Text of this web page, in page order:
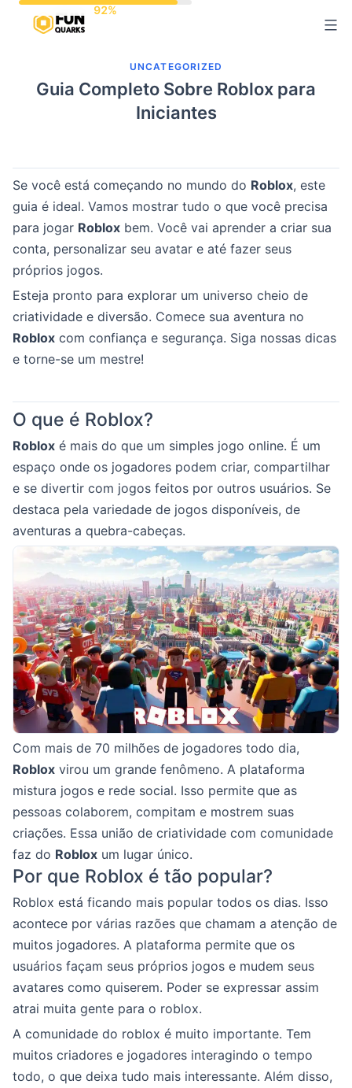
conteúdo
UNCATEGORIZED
Guia Completo Sobre Roblox para
Iniciantes
Se você está começando no mundo do Roblox, este
guia é ideal. Vamos mostrar tudo o que você precisa
para jogar Roblox bem. Você vai aprender a criar sua
conta, personalizar seu avatar e até fazer seus
próprios jogos.
Esteja pronto para explorar um universo cheio de
criatividade e diversão. Comece sua aventura no
Roblox com confiança e segurança. Siga nossas dicas
e torne-se um mestre!
O que é Roblox?
Roblox é mais do que um simples jogo online. É um
espaço onde os jogadores podem criar, compartilhar
e se divertir com jogos feitos por outros usuários. Se
destaca pela variedade de jogos disponíveis, de
aventuras a quebra-cabeças.
Com mais de 70 milhões de jogadores todo dia,
Roblox virou um grande fenômeno. A plataforma
mistura jogos e rede social. Isso permite que as
pessoas colaborem, compitam e mostrem suas
criações. Essa união de criatividade com comunidade
faz do Roblox um lugar único.
Por que Roblox é tão popular?
Roblox está ficando mais popular todos os dias. Isso
acontece por várias razões que chamam a atenção de
muitos jogadores. A plataforma permite que os
usuários façam seus próprios jogos e mudem seus
avatares como quiserem. Poder se expressar assim
atrai muita gente para o roblox.
A comunidade do roblox é muito importante. Tem
muitos criadores e jogadores interagindo o tempo
todo, o que deixa tudo mais interessante. Além disso,